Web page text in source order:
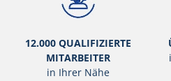
12.000 QUALIFIZIERTE
MITARBEITER
in Ihrer Nähe